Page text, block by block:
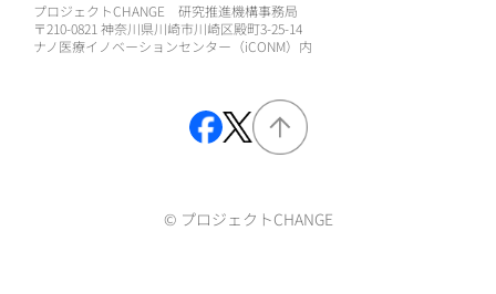
プロジェクトCHANGE 研究推進機構事務局
〒210-0821 神奈川県川崎市川崎区殿町3-25-14
ナノ医療イノベーションセンター（iCONM）内
© プロジェクトCHANGE